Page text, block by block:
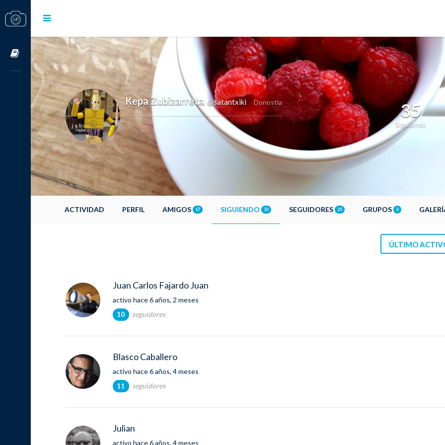
Cursos OnLine
Kepa Zubizarreta @satantxiki Donostia 35
Siguiendo
ACTIVIDAD PERFIL AMIGOS 17 SIGUIENDO 35 SEGUIDORES 25 GRUPOS 0
ÚLTIMO
Juan Carlos Fajardo Juan
activo hace 6 años, 2 meses
10 seguidores
Blasco Caballero
activo hace 6 años, 4 meses
11 seguidores
Julian
activo hace 6 años, 4 meses